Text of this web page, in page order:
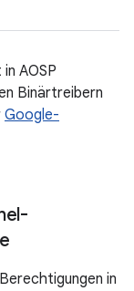
AOSP
Binärtreibern
Google-
in